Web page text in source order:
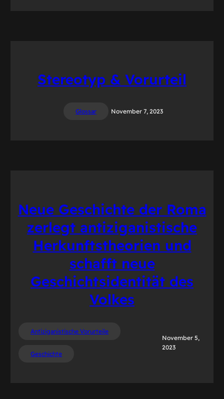
Stereotyp & Vorurteil
Glossar November 7, 2023
Neue Geschichte der Roma
zerlegt antiziganistische
Herkunftstheorien und
schafft neue
Geschichtsidentität des
Volkes
Antiziganistische Vorurteile
Geschichte
November 5,
2023